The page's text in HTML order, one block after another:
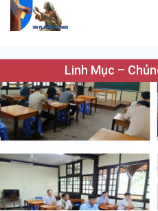
Linh Mục –